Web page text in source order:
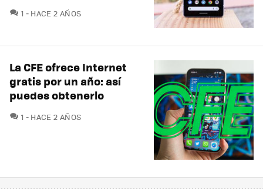
1 COMENTARIOS
HACE 2 AÑOS
La CFE ofrece Internet
gratis por un año: así
puedes obtenerlo
1 COMENTARIOS
HACE 2 AÑOS